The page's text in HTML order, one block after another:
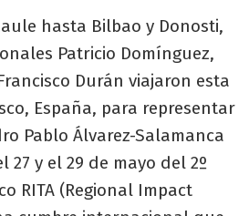
hasta Bilbao y Donosti,
Patricio Domínguez,
Durán viajaron esta
España, para representar
Pablo Álvarez-Salamanca
27 y el 29 de mayo del 2º
RITA (Regional Impact